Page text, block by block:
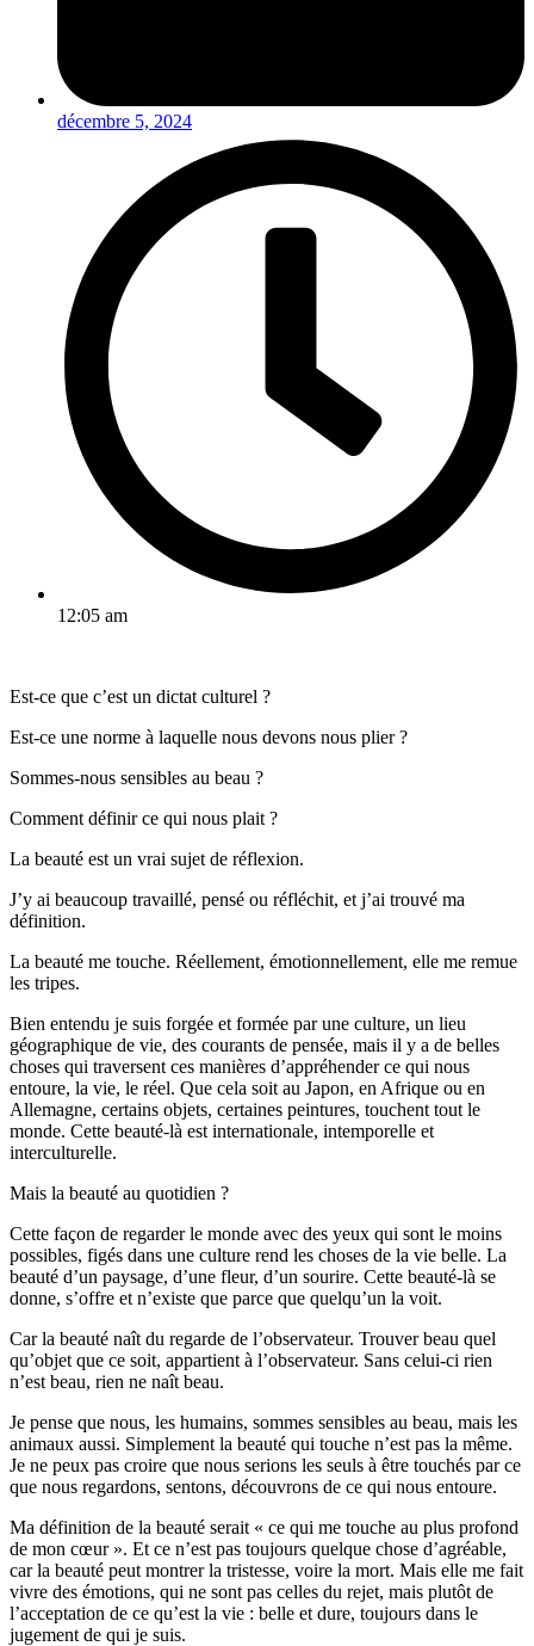
décembre 5, 2024
12:05 am
Est-ce que c’est un dictat culturel ?
Est-ce une norme à laquelle nous devons nous plier ?
Sommes-nous sensibles au beau ?
Comment définir ce qui nous plait ?
La beauté est un vrai sujet de réflexion.
J’y ai beaucoup travaillé, pensé ou réfléchit, et j’ai trouvé ma
définition.
La beauté me touche. Réellement, émotionnellement, elle me remue
les tripes.
Bien entendu je suis forgée et formée par une culture, un lieu
géographique de vie, des courants de pensée, mais il y a de belles
choses qui traversent ces manières d’appréhender ce qui nous
entoure, la vie, le réel. Que cela soit au Japon, en Afrique ou en
Allemagne, certains objets, certaines peintures, touchent tout le
monde. Cette beauté-là est internationale, intemporelle et
interculturelle.
Mais la beauté au quotidien ?
Cette façon de regarder le monde avec des yeux qui sont le moins
possibles, figés dans une culture rend les choses de la vie belle. La
beauté d’un paysage, d’une fleur, d’un sourire. Cette beauté-là se
donne, s’offre et n’existe que parce que quelqu’un la voit.
Car la beauté naît du regarde de l’observateur. Trouver beau quel
qu’objet que ce soit, appartient à l’observateur. Sans celui-ci rien
n’est beau, rien ne naît beau.
Je pense que nous, les humains, sommes sensibles au beau, mais les
animaux aussi. Simplement la beauté qui touche n’est pas la même.
Je ne peux pas croire que nous serions les seuls à être touchés par ce
que nous regardons, sentons, découvrons de ce qui nous entoure.
Ma définition de la beauté serait « ce qui me touche au plus profond
de mon cœur ». Et ce n’est pas toujours quelque chose d’agréable,
car la beauté peut montrer la tristesse, voire la mort. Mais elle me fait
vivre des émotions, qui ne sont pas celles du rejet, mais plutôt de
l’acceptation de ce qu’est la vie : belle et dure, toujours dans le
jugement de qui je suis.